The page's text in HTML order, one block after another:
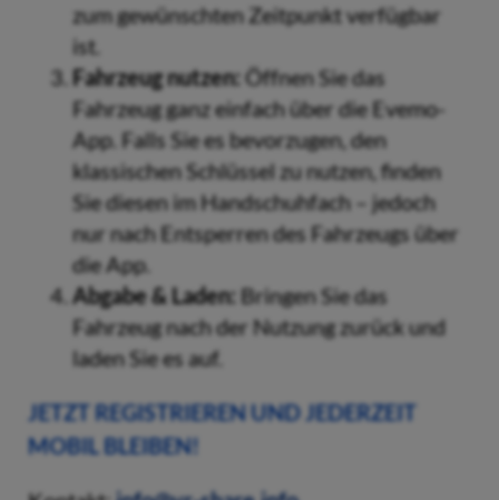
zum gewünschten Zeitpunkt verfügbar
ist.
Fahrzeug nutzen: Öffnen Sie das
Fahrzeug ganz einfach über die Evemo-
App. Falls Sie es bevorzugen, den
klassischen Schlüssel zu nutzen, finden
Sie diesen im Handschuhfach – jedoch
nur nach Entsperren des Fahrzeugs über
die App.
Abgabe & Laden: Bringen Sie das
Fahrzeug nach der Nutzung zurück und
laden Sie es auf.
JETZT REGISTRIEREN UND JEDERZEIT
MOBIL BLEIBEN!